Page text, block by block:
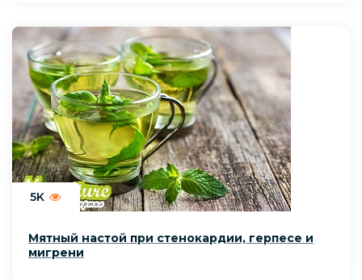
5K
Мятный настой при стенокардии, герпесе и
мигрени